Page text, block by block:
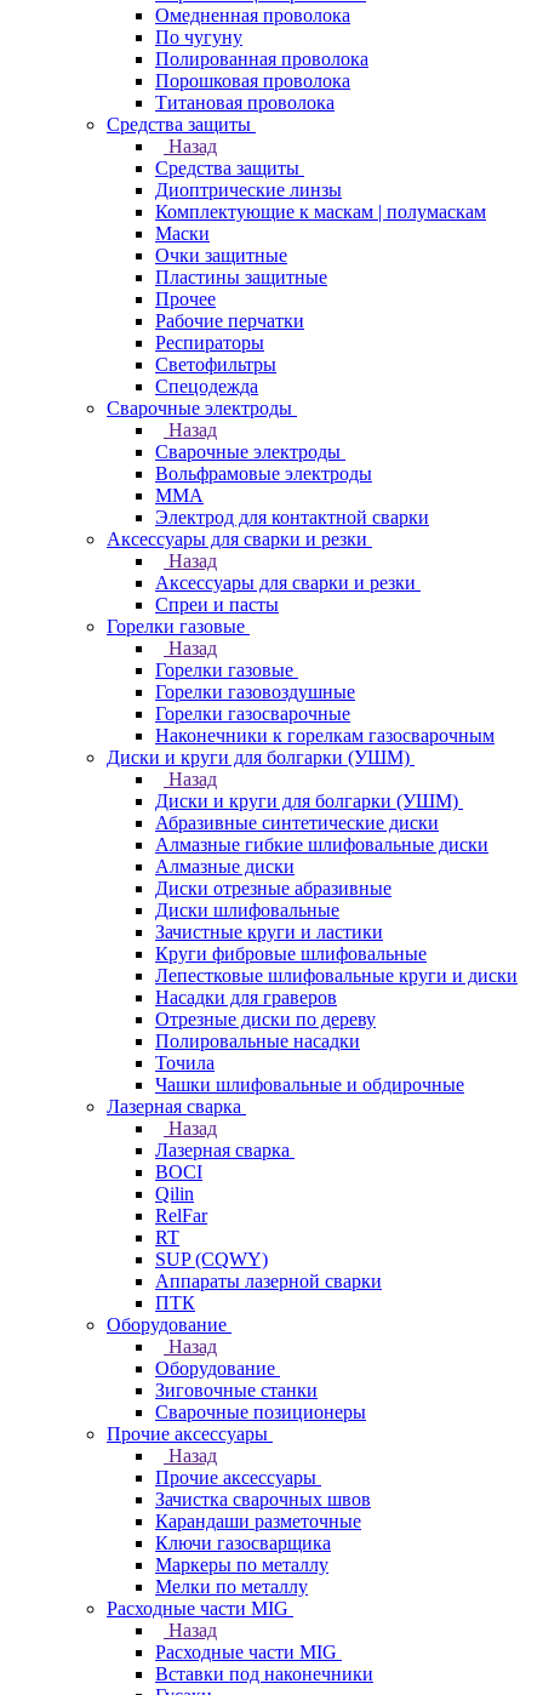
Омедненная проволока
По чугуну
Полированная проволока
Порошковая проволока
Титановая проволока
Средства защиты
Назад
Средства защиты
Диоптрические линзы
Комплектующие к маскам | полумаскам
Маски
Очки защитные
Пластины защитные
Прочее
Рабочие перчатки
Респираторы
Светофильтры
Спецодежда
Сварочные электроды
Назад
Сварочные электроды
Вольфрамовые электроды
ММА
Электрод для контактной сварки
Аксессуары для сварки и резки
Назад
Аксессуары для сварки и резки
Спреи и пасты
Горелки газовые
Назад
Горелки газовые
Горелки газовоздушные
Горелки газосварочные
Наконечники к горелкам газосварочным
Диски и круги для болгарки (УШМ)
Назад
Диски и круги для болгарки (УШМ)
Абразивные синтетические диски
Алмазные гибкие шлифовальные диски
Алмазные диски
Диски отрезные абразивные
Диски шлифовальные
Зачистные круги и ластики
Круги фибровые шлифовальные
Лепестковые шлифовальные круги и диски
Насадки для граверов
Отрезные диски по дереву
Полировальные насадки
Точила
Чашки шлифовальные и обдирочные
Лазерная сварка
Назад
Лазерная сварка
BOCI
Qilin
RelFar
RT
SUP (CQWY)
Аппараты лазерной сварки
ПТК
Оборудование
Назад
Оборудование
Зиговочные станки
Сварочные позиционеры
Прочие аксессуары
Назад
Прочие аксессуары
Зачистка сварочных швов
Карандаши разметочные
Ключи газосварщика
Маркеры по металлу
Мелки по металлу
Расходные части MIG
Назад
Расходные части MIG
Вставки под наконечники